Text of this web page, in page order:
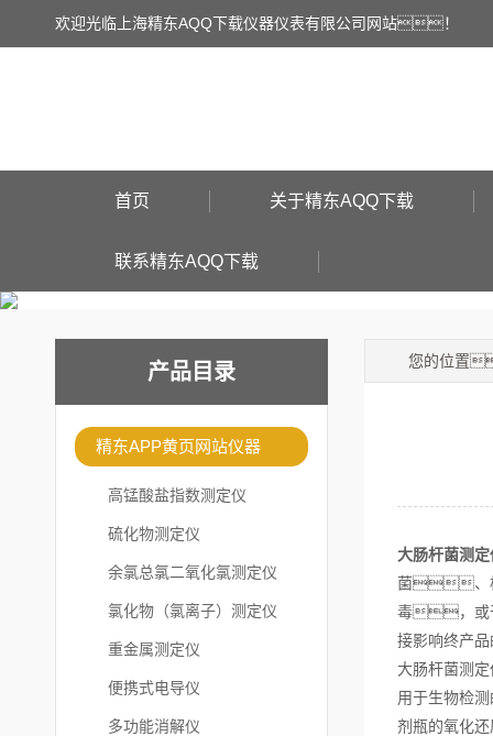
欢迎光临上海精东AQQ下载仪器仪表有限公司网站！
首页 关于精东AQQ下载
联系精东AQQ下载
产品目录
精东APP黄页网站仪器
高锰酸盐指数测定仪
硫化物测定仪
余氯总氯二氧化氯测定仪
氯化物（氯离子）测定仪
重金属测定仪
便携式电导仪
多功能消解仪
您的位置
大肠杆菌测定
菌、
毒，或
接影响终产
大肠杆菌测
用于生物检
剂瓶的氧化